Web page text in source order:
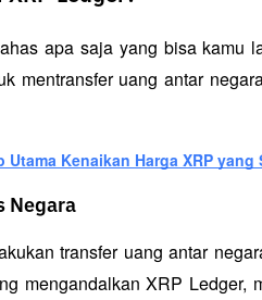
apa saja yang bisa kamu
mentransfer uang antar
Utama Kenaikan Harga XRP
Negara
transfer uang antar
mengandalkan XRP Ledger,